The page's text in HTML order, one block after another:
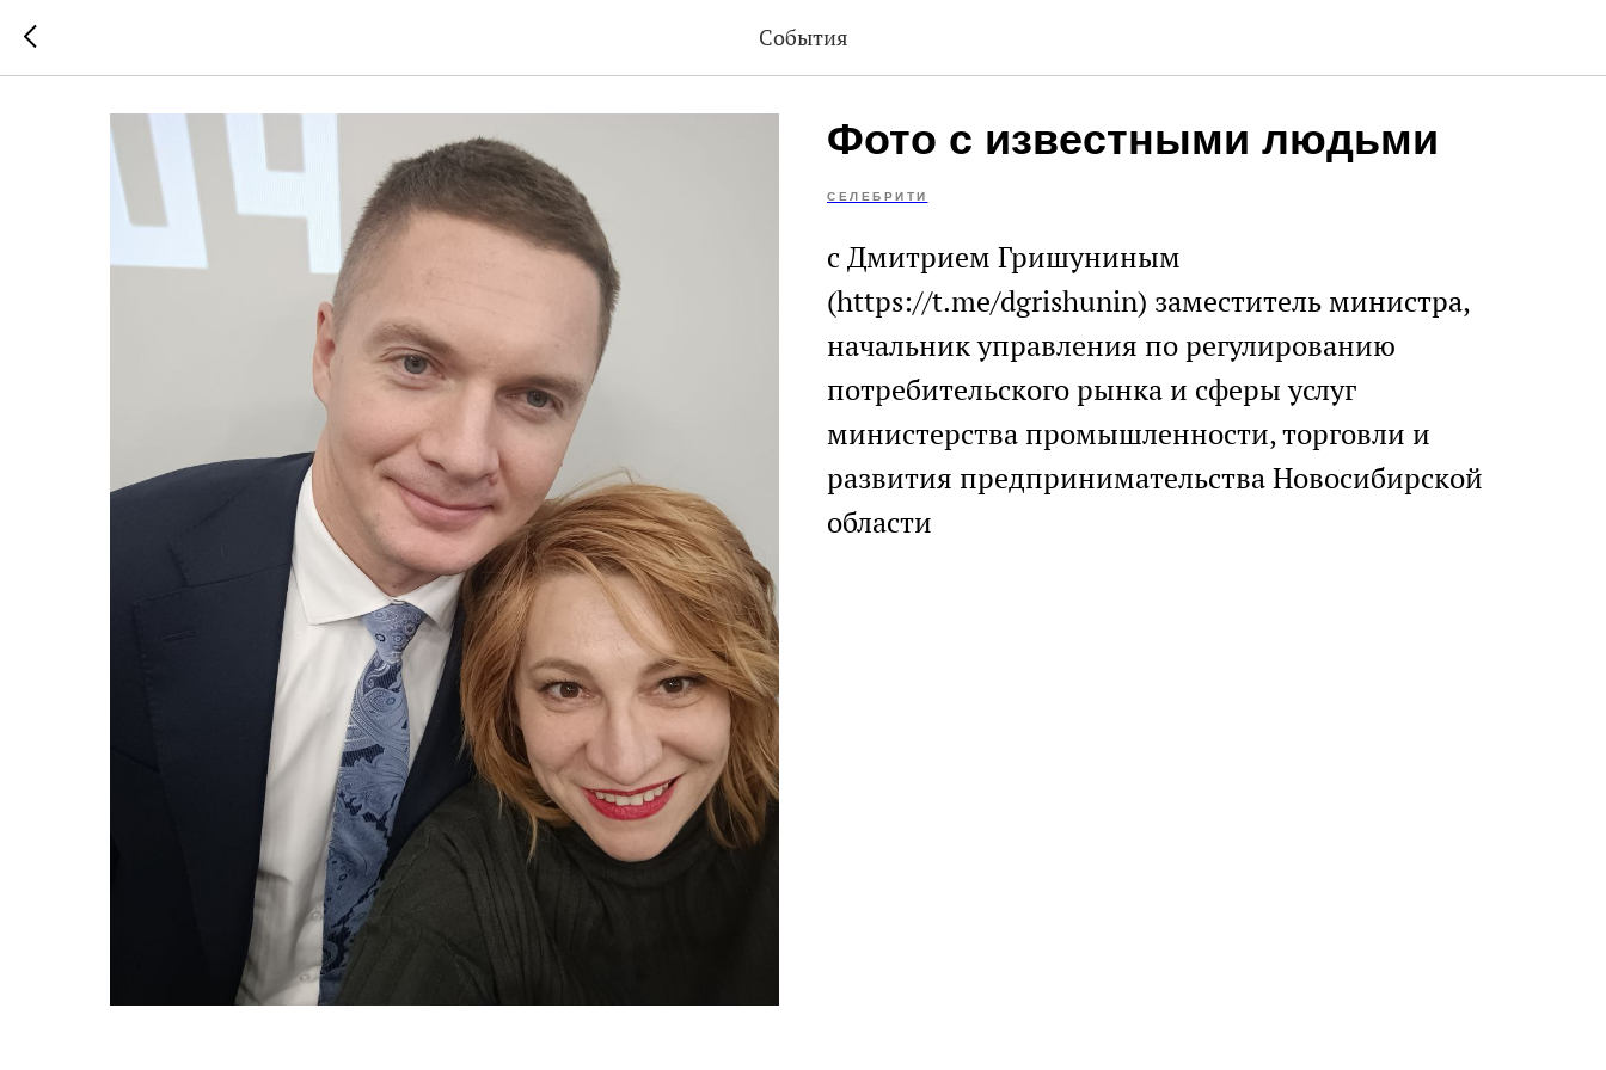
События
Фото с известными людьми
СЕЛЕБРИТИ
c Дмитрием Гришуниным
(https://t.me/dgrishunin) заместитель министра,
начальник управления по регулированию
потребительского рынка и сферы услуг
министерства промышленности, торговли и
развития предпринимательства Новосибирской
области